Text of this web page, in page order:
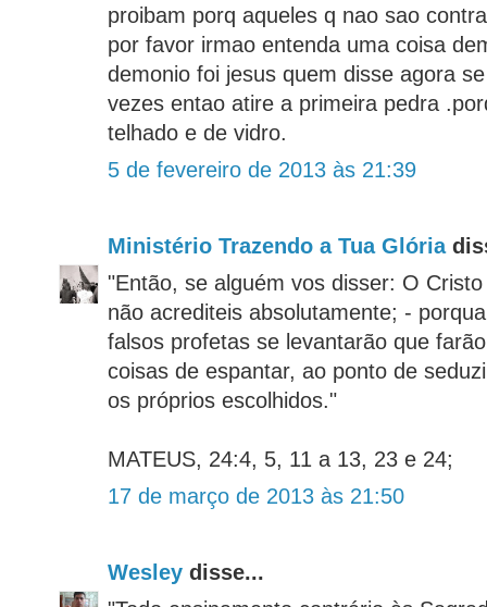
proibam porq aqueles q nao sao
por favor irmao entenda uma coisa
demonio foi jesus quem disse agora
vezes entao atire a primeira pedra
telhado e de vidro.
5 de fevereiro de 2013 às 21:39
Ministério Trazendo a Tua Glória
"Então, se alguém vos disser: O
não acrediteis absolutamente; -
falsos profetas se levantarão que
coisas de espantar, ao ponto de
os próprios escolhidos."
MATEUS, 24:4, 5, 11 a 13, 23 e 24;
17 de março de 2013 às 21:50
Wesley disse...